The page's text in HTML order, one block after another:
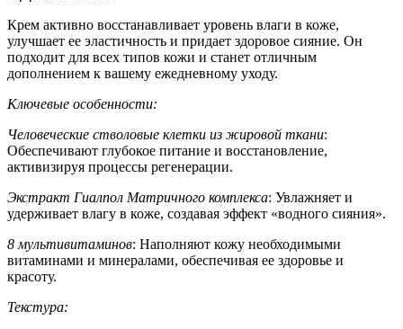
Крем активно восстанавливает уровень влаги в коже,
улучшает ее эластичность и придает здоровое сияние. Он
подходит для всех типов кожи и станет отличным
дополнением к вашему ежедневному уходу.
Ключевые особенности:
Человеческие стволовые клетки из жировой ткани:
Обеспечивают глубокое питание и восстановление,
активизируя процессы регенерации.
Экстракт Гиалпол Матричного комплекса: Увлажняет и
удерживает влагу в коже, создавая эффект «водного сияния».
8 мультивитаминов: Наполняют кожу необходимыми
витаминами и минералами, обеспечивая ее здоровье и
красоту.
Текстура: